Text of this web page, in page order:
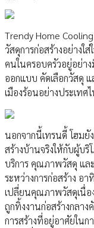
Trendy Home
วัสดุการก่อสร้างอย่าง
คนในครอบครัวอยู่อย่า
ออกแบบ คัดเลือกวัสดุ แ
เมืองร้อนอย่างประเท
นอกจากนี้เทรนดี้ โฮมยั
สร้างบ้านจริงให้กับผู้บริ
บริการ คุณภาพวัสดุ แล
ระหว่างการก่อสร้าง อ
เปลี่ยนคุณภาพวัสดุเนื่อ
ถูกทิ้งงานก่อสร้างกลาง
การสร้างที่อยู่อาศัยในก